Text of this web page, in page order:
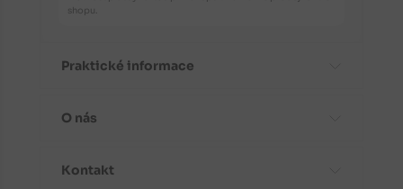
shopu.
Praktické informace
Časté dotazy
O nás
Aktuality
Kontakt